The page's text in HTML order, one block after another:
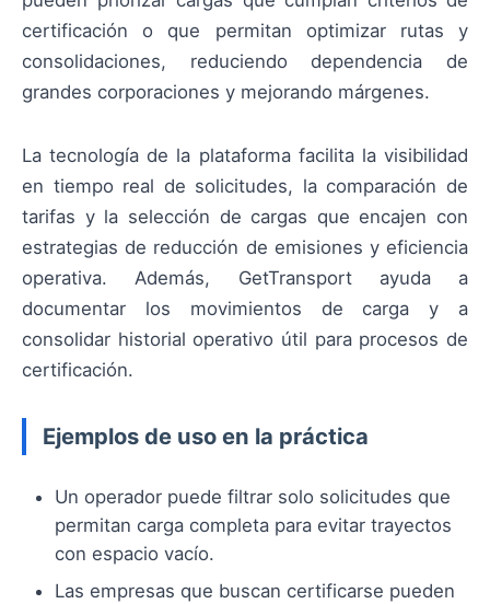
certificación o que permitan optimizar rutas y
consolidaciones, reduciendo dependencia de
grandes corporaciones y mejorando márgenes.
La tecnología de la plataforma facilita la visibilidad
en tiempo real de solicitudes, la comparación de
tarifas y la selección de cargas que encajen con
estrategias de reducción de emisiones y eficiencia
operativa. Además, GetTransport ayuda a
documentar los movimientos de carga y a
consolidar historial operativo útil para procesos de
certificación.
Ejemplos de uso en la práctica
Un operador puede filtrar solo solicitudes que
permitan carga completa para evitar trayectos
con espacio vacío.
Las empresas que buscan certificarse pueden